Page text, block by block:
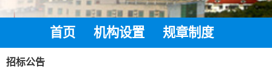
首页 机构设置 规章制度
招标公告